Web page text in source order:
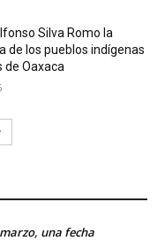
Silva Romo la
de los pueblos indígenas
Oaxaca
una fecha